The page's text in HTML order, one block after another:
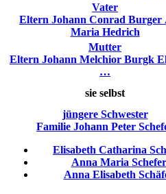
Vater
Eltern Johann Conrad Burger
Maria Hedrich
Mutter
Eltern Johann Melchior Burgk
…
sie selbst
jüngere Schwester
Familie Johann Peter
Elisabeth Catharina
Anna Maria Schefer
Anna Elisabeth